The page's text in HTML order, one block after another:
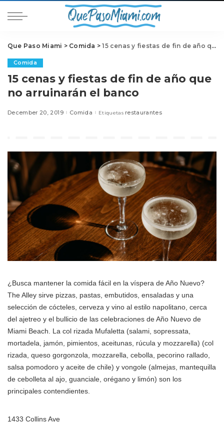
Que Paso Miami > Comida >15 cenas y fiestas de fin de año que no arruinarán el banco
Comida
15 cenas y fiestas de fin de año que
no arruinarán el banco
December 20, 2019 Comida Etiquetas restaurantes
¿Busca mantener la comida fácil en la víspera de Año Nuevo?
The Alley sirve pizzas, pastas, embutidos, ensaladas y una
selección de cócteles, cerveza y vino al estilo napolitano, cerca
del ajetreo y el bullicio de las celebraciones de Año Nuevo de
Miami Beach. La col rizada Mufaletta (salami, sopressata,
mortadela, jamón, pimientos, aceitunas, rúcula y mozzarella) (col
rizada, queso gorgonzola, mozzarella, cebolla, pecorino rallado,
salsa pomodoro y aceite de chile) y vongole (almejas, mantequilla
de cebolleta al ajo, guanciale, orégano y limón) son los
principales contendientes.
1433 Collins Ave